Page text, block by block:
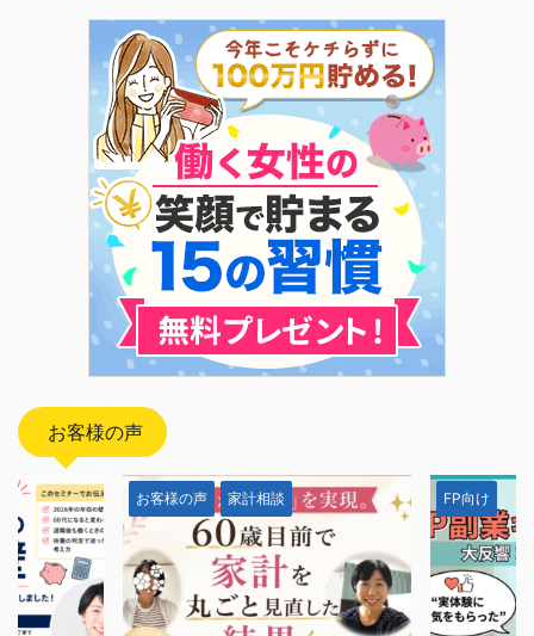
お客様の声
お客様の声 家計相談 FP向け